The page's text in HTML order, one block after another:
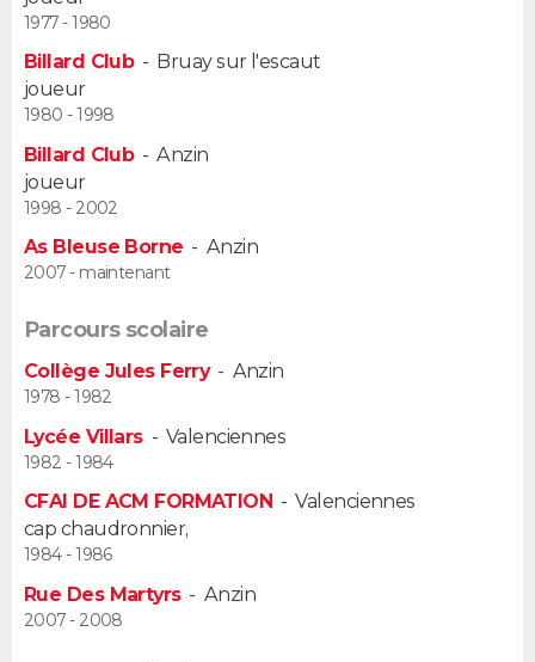
VOYAGE
Destinations
City break
Voyage nature
Voyage de noces
Forum
Climat
+
PHOTO
GUIDES D'ACHAT
CARTE DE VOEUX
Carte de Noël
Carte Bonne année
Carte Saint-Valentin
Carte Pâques
Carte d'anniversaire
DICTIONNAIRE
Dictionnaire
Biographies
Citations
Expressions
Proverbes
PROGRAMME TV
COPAINS D'AVANT
S'inscrire
Se connecter
Lycées
Collèges
Primaires
Universités
Entreprises
Service militaire
Avis de recherche
AVIS DE DÉCÈS
FORUM
Bricolage
Lifestyle
Culture
Sport
Auto
Television
Voyage
Cinema
1977 - 1980
Billard Club- Bruay sur l'escaut
joueur
1980 - 1998
Billard Club-Anzin
joueur
1998 - 2002
As Bleuse Borne - Anzin
2007 - maintenant
Parcours scolaire
Collège Jules Ferry- Anzin
1978 - 1982
Lycée Villars- Valenciennes
1982 - 1984
CFAI DE ACM FORMATION -Valenciennes
cap chaudronnier,
1984 - 1986
Rue Des Martyrs- Anzin
2007 - 2008